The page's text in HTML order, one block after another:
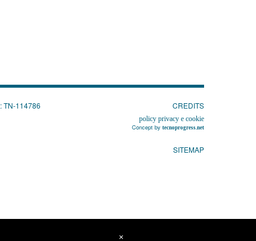
TN-114786 CREDITS
policy privacy e cookie
Concept by tecnoprogress.net
SITEMAP
×